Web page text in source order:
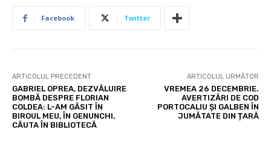
Facebook Twitter
ARTICOLUL PRECEDENT
GABRIEL OPREA, DEZVĂLUIRE
BOMBĂ DESPRE FLORIAN
COLDEA: L-AM GĂSIT ÎN
BIROUL MEU, ÎN GENUNCHI,
CĂUTA ÎN BIBLIOTECĂ
ARTICOLUL URMĂTOR
VREMEA 26 DECEMBRIE.
AVERTIZĂRI DE COD
PORTOCALIU ȘI GALBEN ÎN
JUMĂTATE DIN ȚARĂ